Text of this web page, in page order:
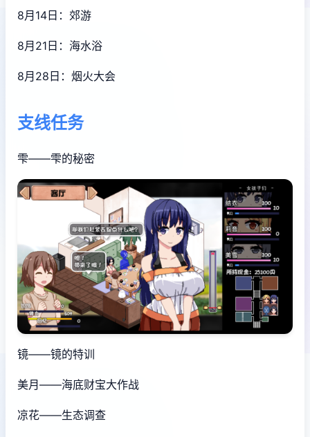
8月14日：郊游
8月21日：海水浴
8月28日：烟火大会
支线任务
雫——雫的秘密
镜——镜的特训
美月——海底财宝大作战
凉花——生态调查